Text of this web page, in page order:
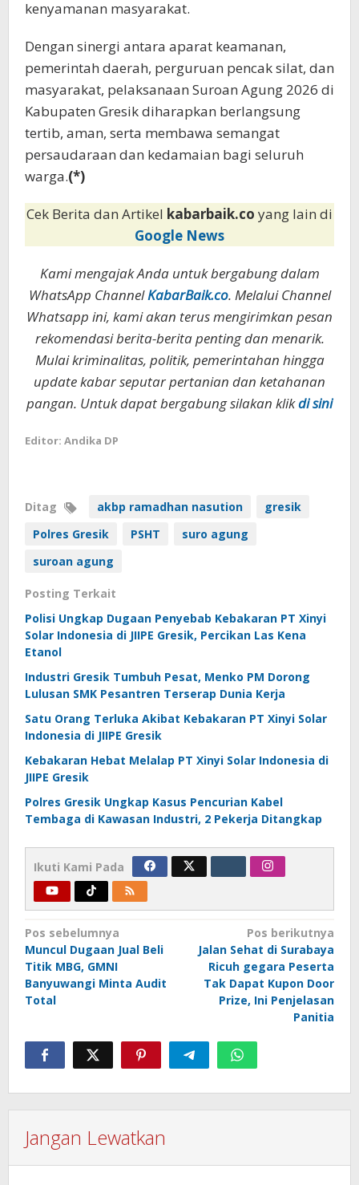
kenyamanan masyarakat.
Dengan sinergi antara aparat keamanan,
pemerintah daerah, perguruan pencak silat, dan
masyarakat, pelaksanaan Suroan Agung 2026 di
Kabupaten Gresik diharapkan berlangsung
tertib, aman, serta membawa semangat
persaudaraan dan kedamaian bagi seluruh
warga.(*)
Cek Berita dan Artikel kabarbaik.co yang lain di
Google News
Kami mengajak Anda untuk bergabung dalam
WhatsApp ChannelKabarBaik.co. Melalui Channel
Whatsapp ini, kami akan terus mengirimkan pesan
rekomendasi berita-berita penting dan menarik.
Mulai kriminalitas, politik, pemerintahan hingga
update kabar seputar pertanian dan ketahanan
pangan. Untuk dapat bergabung silakan klikdi sini
Editor: Andika DP
Ditag akbp ramadhan nasution
gresik
Polres Gresik
PSHT
suro agung
suroan agung
Posting Terkait
Polisi Ungkap Dugaan Penyebab Kebakaran PT Xinyi
Solar Indonesia di JIIPE Gresik, Percikan Las Kena
Etanol
Industri Gresik Tumbuh Pesat, Menko PM Dorong
Lulusan SMK Pesantren Terserap Dunia Kerja
Satu Orang Terluka Akibat Kebakaran PT Xinyi Solar
Indonesia di JIIPE Gresik
Kebakaran Hebat Melalap PT Xinyi Solar Indonesia di
JIIPE Gresik
Polres Gresik Ungkap Kasus Pencurian Kabel
Tembaga di Kawasan Industri, 2 Pekerja Ditangkap
Ikuti Kami Pada
Navigasi
pos
Pos sebelumnya
Muncul Dugaan Jual Beli
Titik MBG, GMNI
Banyuwangi Minta Audit
Total
Pos berikutnya
Jalan Sehat di Surabaya
Ricuh gegara Peserta
Tak Dapat Kupon Door
Prize, Ini Penjelasan
Panitia
Jangan Lewatkan